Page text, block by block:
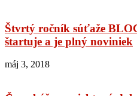
Štvrtý ročník súťaže
štartuje a je plný noviniek
máj 3, 2018